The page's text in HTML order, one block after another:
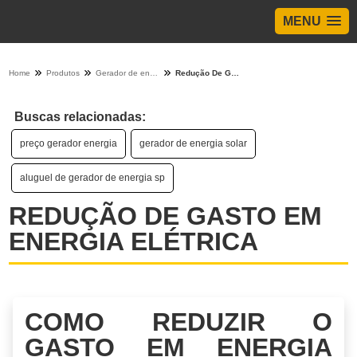
MENU
Home Produtos
Buscas relacionadas:
preço gerador energia gerador de energia solar
aluguel de gerador de energia sp
REDUÇÃO DE GASTO EM
ENERGIA ELÉTRICA
COMO REDUZIR O
GASTO EM ENERGIA